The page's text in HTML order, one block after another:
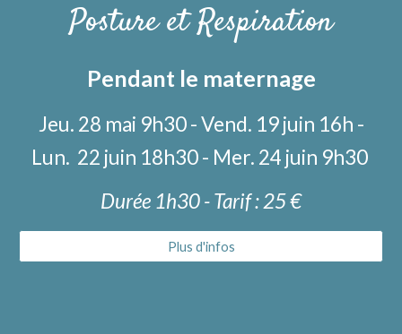
Posture et Respiration
Pendant le maternage
Jeu. 28 mai 9h30 - Vend. 19 juin 16h -
Lun. 22 juin 18h30 - Mer. 24 juin 9h30
Durée 1h30- Tarif : 25€
Plus d'infos